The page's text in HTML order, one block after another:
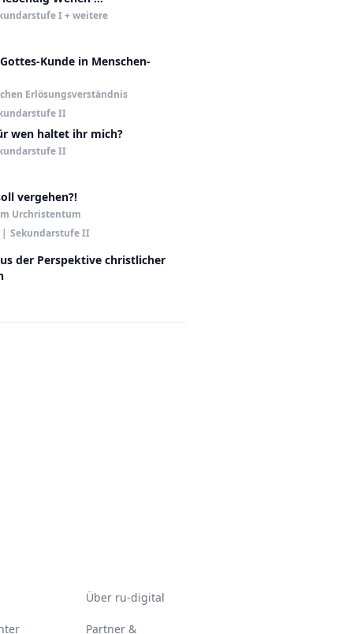
I + weitere
Kunde in Menschen-
Erlösungsverständnis
II
wen haltet ihr mich?
II
vergehen?!
Urchristentum
| Sekundarstufe II
der Perspektive christlicher
Über ru-digital
Partner &